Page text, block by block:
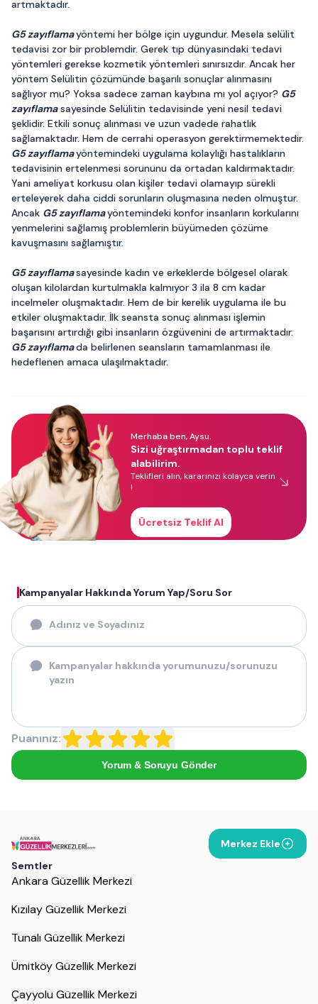
artmaktadır.
G5 zayıflamayöntemi her bölge için uygundur. Mesela selülit
tedavisi zor bir problemdir. Gerek tıp dünyasındaki tedavi
yöntemleri gerekse kozmetik yöntemleri sınırsızdır. Ancak her
yöntem Selülitin çözümünde başarılı sonuçlar alınmasını
sağlıyor mu? Yoksa sadece zaman kaybına mı yol açıyor? G5
zayıflamasayesinde Selülitin tedavisinde yeni nesil tedavi
şeklidir. Etkili sonuç alınması ve uzun vadede rahatlık
sağlamaktadır. Hem de cerrahi operasyon gerektirmemektedir.
G5 zayıflamayöntemindeki uygulama kolaylığı hastalıkların
tedavisinin ertelenmesi sorununu da ortadan kaldırmaktadır.
Yani ameliyat korkusu olan kişiler tedavi olamayıp sürekli
erteleyerek daha ciddi sorunların oluşmasına neden olmuştur.
Ancak G5 zayıflamayöntemindeki konfor insanların korkularını
yenmelerini sağlamış problemlerin büyümeden çözüme
kavuşmasını sağlamıştır.
G5 zayıflamasayesinde kadın ve erkeklerde bölgesel olarak
oluşan kilolardan kurtulmakla kalmıyor 3 ila 8 cm kadar
incelmeler oluşmaktadır. Hem de bir kerelik uygulama ile bu
etkiler oluşmaktadır. İlk seansta sonuç alınması işlemin
başarısını artırdığı gibi insanların özgüvenini de artırmaktadır.
G5 zayıflamada belirlenen seansların tamamlanması ile
hedeflenen amaca ulaşılmaktadır.
Merhaba ben, Aysu.
Sizi uğraştırmadan toplu teklif
alabilirim.
Teklifleri alın, kararınızı kolayca verin
!
Ücretsiz Teklif Al
Kampanyalar Hakkında Yorum Yap/Soru Sor
Puanınız:
Yorum & Soruyu Gönder
Merkez Ekle
Semtler
Ankara Güzellik Merkezi
Kızılay Güzellik Merkezi
Tunalı Güzellik Merkezi
Ümitköy Güzellik Merkezi
Çayyolu Güzellik Merkezi